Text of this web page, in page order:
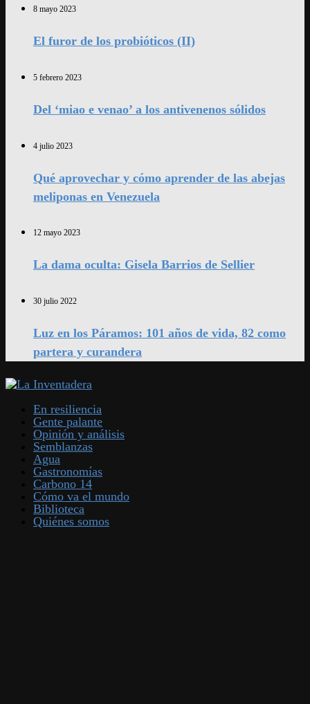
8 mayo 2023
El furor de los probióticos (II)
5 febrero 2023
Del ‘miao e venao’ a los antivenenos sólidos
4 julio 2023
Qué aprovechar y cómo aprender de las abejas
meliponas en Venezuela
12 mayo 2023
La dama oculta: Gisela Barrios de Sellier
30 julio 2022
Luz en los Páramos: 101 años de vida, 82 como
partera y curandera
En resiliencia
Gente palante
Opinión y análisis
Semblanzas
Agua
Gastronomías
Carbono 14
Cómo va el mundo
Biblioteca
Quiénes somos